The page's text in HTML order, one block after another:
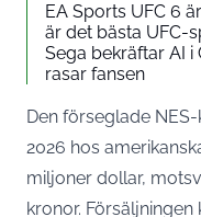
EA Sports UFC 6
är det bästa UFC-
Sega bekräftar AI i
rasar fansen
Den förseglade
2026 hos
miljoner dollar,
kronor.